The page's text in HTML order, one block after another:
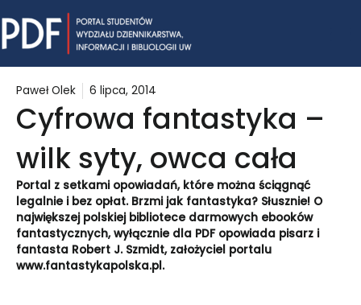
to
content
Paweł Olek 6 lipca, 2014
Cyfrowa fantastyka –
wilk syty, owca cała
Portal z setkami opowiadań, które można ściągnąć
legalnie i bez opłat. Brzmi jak fantastyka? Słusznie! O
największej polskiej bibliotece darmowych ebooków
fantastycznych, wyłącznie dla PDF opowiada pisarz i
fantasta Robert J. Szmidt, założyciel portalu
www.fantastykapolska.pl.